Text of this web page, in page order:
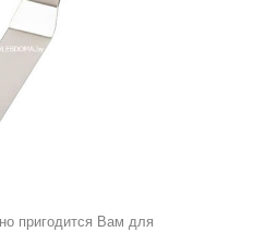
пригодится Вам для